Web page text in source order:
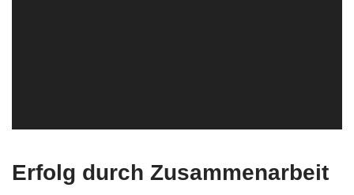
Erfolg durch Zusammenarbeit